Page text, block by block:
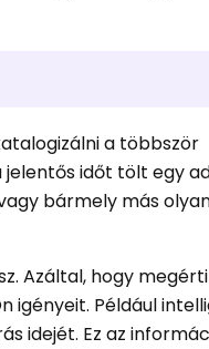
a többször
időt tölt egy
bármely más
Azáltal, hogy
igényeit. Például
idejét. Ez az